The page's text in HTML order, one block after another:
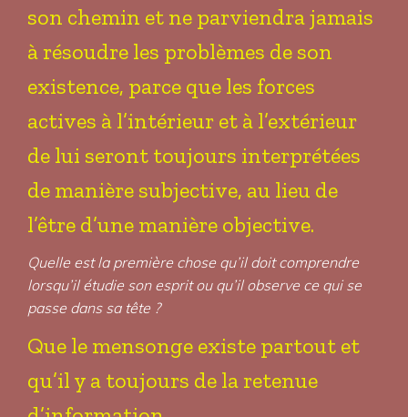
son chemin et ne parviendra jamais
à résoudre les problèmes de son
existence, parce que les forces
actives à l’intérieur et à l’extérieur
de lui seront toujours interprétées
de manière subjective, au lieu de
l’être d’une manière objective.
Quelle est la première chose qu’il doit comprendre
lorsqu’il étudie son esprit ou qu’il observe ce qui se
passe dans sa tête ?
Que le mensonge existe partout et
qu’il y a toujours de la retenue